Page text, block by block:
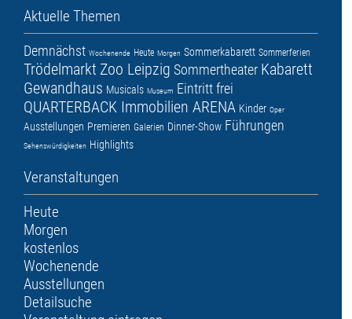
Aktuelle Themen
Demnächst Wochenende Heute Morgen Sommerkabarett Sommerferien
Trödelmarkt Zoo Leipzig Sommertheater Kabarett
Gewandhaus Musicals Museum Eintritt frei
QUARTERBACK Immobilien ARENA Kinder Oper
Ausstellungen Premieren Galerien Dinner-Show Führungen
Sehenswürdigkeiten Highlights
Veranstaltungen
Heute
Morgen
kostenlos
Wochenende
Ausstellungen
Detailsuche